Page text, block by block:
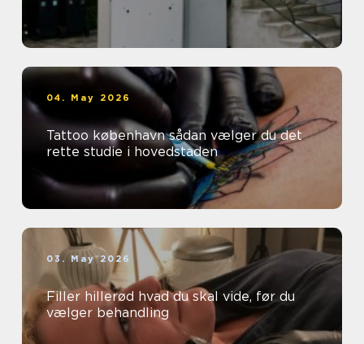
04. May 2026
Tattoo københavn sådan vælger du det
rette studie i hovedstaden
03. May 2026
Filler hillerød hvad du skal vide, før du
vælger behandling